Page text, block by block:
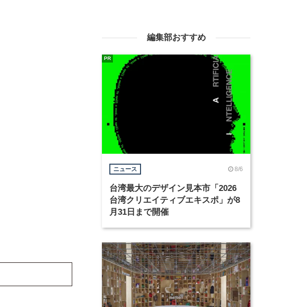
編集部おすすめ
ニュース 8/6
台湾最大のデザイン見本市「2026
台湾クリエイティブエキスポ」が8
月31日まで開催
PR